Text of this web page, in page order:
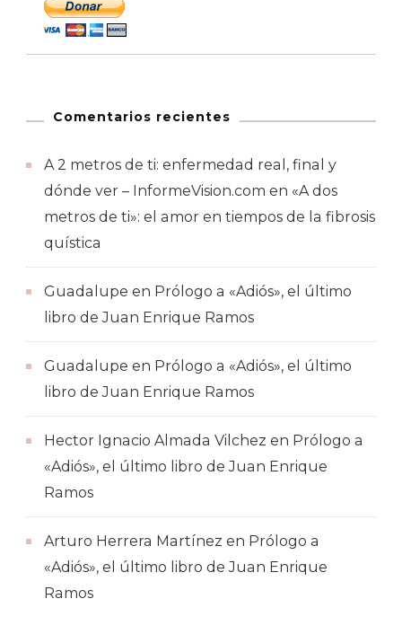
Comentarios recientes
A 2 metros de ti: enfermedad real, final y
dónde ver – InformeVision.com en «A dos
metros de ti»: el amor en tiempos de la fibrosis
quística
Guadalupe en Prólogo a «Adiós», el último
libro de Juan Enrique Ramos
Guadalupe en Prólogo a «Adiós», el último
libro de Juan Enrique Ramos
Hector Ignacio Almada Vilchez en Prólogo a
«Adiós», el último libro de Juan Enrique
Ramos
Arturo Herrera Martínez en Prólogo a
«Adiós», el último libro de Juan Enrique
Ramos